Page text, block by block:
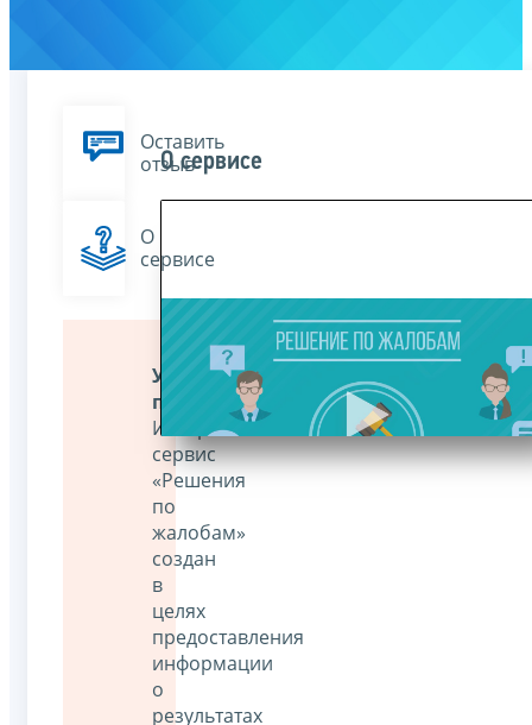
Оставить
отзыв
О
сервисе
Уважаемые
пользователи!
Интернет-
сервис
«Решения
по
жалобам»
создан
в
целях
предоставления
информации
о
результатах
О сервисе